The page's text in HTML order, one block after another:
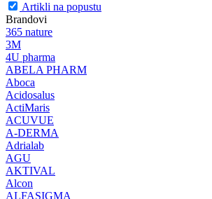
Artikli na popustu
Brandovi
365 nature
3M
4U pharma
ABELA PHARM
Aboca
Acidosalus
ActiMaris
ACUVUE
A-DERMA
Adrialab
AGU
AKTIVAL
Alcon
ALFASIGMA